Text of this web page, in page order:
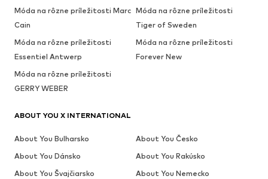
Móda na rôzne príležitosti Marc
Cain
Móda na rôzne príležitosti
Tiger of Sweden
Móda na rôzne príležitosti
Essentiel Antwerp
Móda na rôzne príležitosti
Forever New
Móda na rôzne príležitosti
GERRY WEBER
ABOUT YOU X INTERNATIONAL
About You Bulharsko
About You Česko
About You Dánsko
About You Rakúsko
About You Švajčiarsko
About You Nemecko